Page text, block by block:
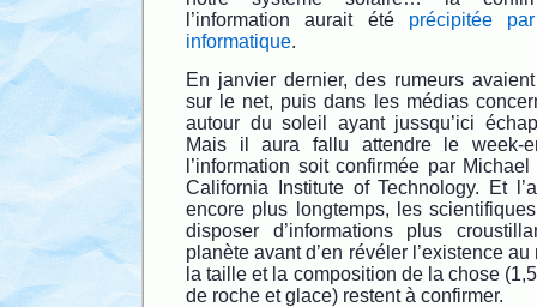
l’information aurait été précipitée
informatique.
En janvier dernier, des rumeurs
sur le net, puis dans les médias
autour du soleil ayant jussqu’ici
Mais il aura fallu attendre le week-
l’information soit confirmée par
California Institute of Technology. Et
encore plus longtemps, les
disposer d’informations plus
planète avant d’en révéler l’existence
la taille et la composition de la chose
de roche et glace) restent à confirmer.